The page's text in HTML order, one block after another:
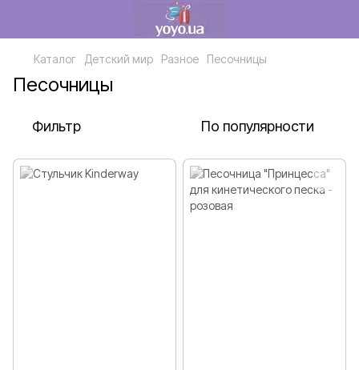
Каталог Детский мир Разное Песочницы
Песочницы
Фильтр По популярности